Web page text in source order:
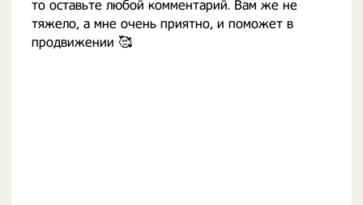
то оставьте любой комментарий. Вам же не
тяжело, а мне очень приятно, и поможет в
продвижении 🥰